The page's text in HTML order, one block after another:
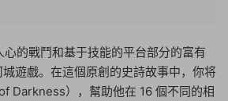
的戰鬥和基于技能的平台部分的富有
遊戲。在這個原創的史詩故事中，你将
Darkness），幫助他在 16 個不同的相